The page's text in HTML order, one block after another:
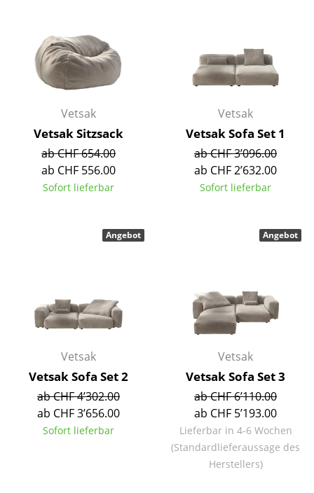
Konferenztische
Stehtische & Stehpulte
Kindertische
Gartentische
Servierwagen
Einzelteile
Bücherregale
TV Möbel
Beistell- & Rollcontainer
Vetsak
Vetsak Sitzsack
ab CHF 654.00
ab CHF 556.00
Sofort lieferbar
Vetsak
Vetsak Sofa Set 1
ab CHF 3’096.00
ab CHF 2’632.00
Sofort lieferbar
Vetsak
Vetsak Sofa Set 2
ab CHF 4’302.00
ab CHF 3’656.00
Sofort lieferbar
Angebot
Vetsak
Vetsak Sofa Set 3
ab CHF 6’110.00
ab CHF 5’193.00
Lieferbar in 4-6 Wochen
(Standardlieferaussage des
Herstellers)
Angebot